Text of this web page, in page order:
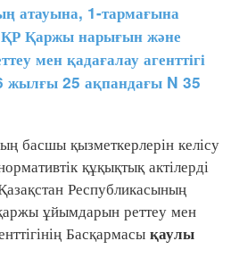
атауына, 1-тармағына
- ҚР Қаржы нарығын және
мен қадағалау агенттігі
жылғы 25 ақпандағы N 35
қызметкерлерін келісу
құқықтық актілерді
Республикасының
ұйымдарын реттеу мен
Басқармасы қаулы